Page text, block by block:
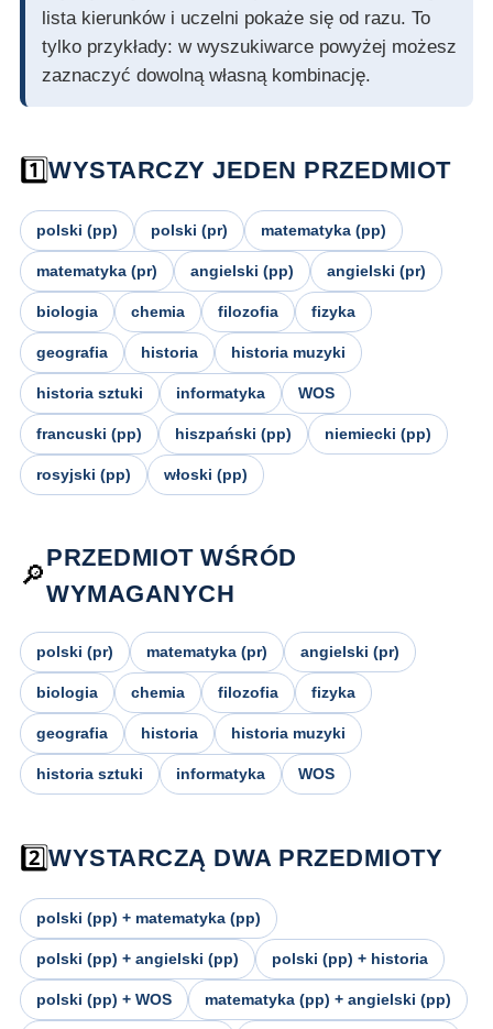
lista kierunków i uczelni pokaże się od razu. To
tylko przykłady: w wyszukiwarce powyżej możesz
zaznaczyć dowolną własną kombinację.
1️⃣WYSTARCZY JEDEN PRZEDMIOT
polski (pp) polski (pr) matematyka (pp)
matematyka (pr) angielski (pp) angielski (pr)
biologia chemia filozofia fizyka
geografia historia historia muzyki
historia sztuki informatyka WOS
francuski (pp) hiszpański (pp) niemiecki (pp)
rosyjski (pp) włoski (pp)
🔎
PRZEDMIOT WŚRÓD
WYMAGANYCH
polski (pr) matematyka (pr) angielski (pr)
biologia chemia filozofia fizyka
geografia historia historia muzyki
historia sztuki informatyka WOS
2️⃣WYSTARCZĄ DWA PRZEDMIOTY
polski (pp) + matematyka (pp)
polski (pp) + angielski (pp) polski (pp) + historia
polski (pp) + WOS matematyka (pp) + angielski (pp)